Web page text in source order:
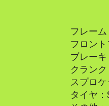
フレー
フロン
ブレー
クランク
スプロ
タイヤ：